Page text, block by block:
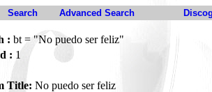
Search Advanced Search
: bt = "No puedo ser feliz"
: 1
Title: No puedo ser feliz